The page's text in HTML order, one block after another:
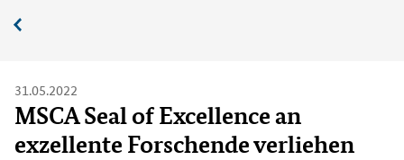
und
31.05.2022
MSCA Seal of Excellence an
exzellente Forschende verliehen